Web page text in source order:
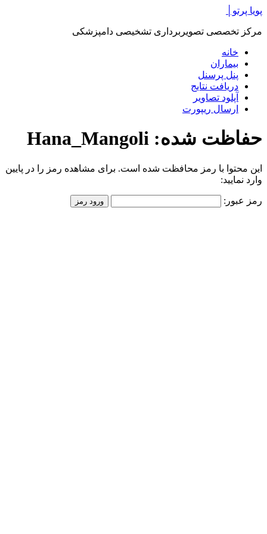
پرش
محتوا
پویا پرتو│
مرکز تخصصی تصویربرداری تشخیصی دامپزشکی
خانه
بیماران
پنل پرسنل
دریافت نتایج
آپلود تصاویر
ارسال ریپورت
حفاظت شده: Hana_Mangoli
این محتوا با رمز محافظت شده است. برای مشاهده رمز را در پایین
وارد نمایید:
رمز عبور: